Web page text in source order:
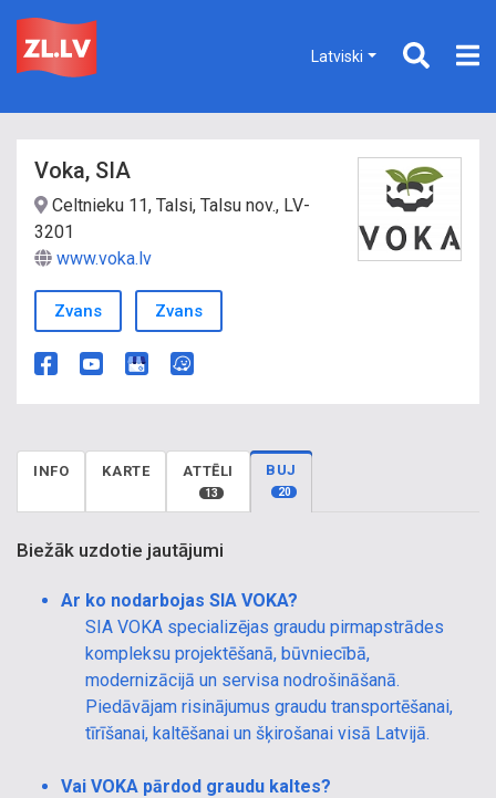
Latviski
Voka, SIA
Celtnieku 11, Talsi, Talsu nov., LV-
3201
www.voka.lv
Zvans Zvans
INFO KARTE ATTĒLI
13
BUJ
20
Biežāk uzdotie jautājumi
Ar ko nodarbojas SIA VOKA?
SIA VOKA specializējas graudu pirmapstrādes
kompleksu projektēšanā, būvniecībā,
modernizācijā un servisa nodrošināšanā.
Piedāvājam risinājumus graudu transportēšanai,
tīrīšanai, kaltēšanai un šķirošanai visā Latvijā.
Vai VOKA pārdod graudu kaltes?